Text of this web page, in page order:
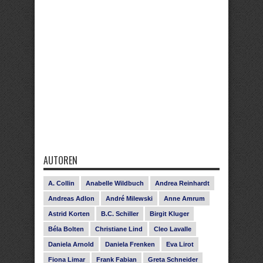
AUTOREN
A. Collin Anabelle Wildbuch Andrea Reinhardt
Andreas Adlon André Milewski Anne Amrum
Astrid Korten B.C. Schiller Birgit Kluger
Béla Bolten Christiane Lind Cleo Lavalle
Daniela Arnold Daniela Frenken Eva Lirot
Fiona Limar Frank Fabian Greta Schneider